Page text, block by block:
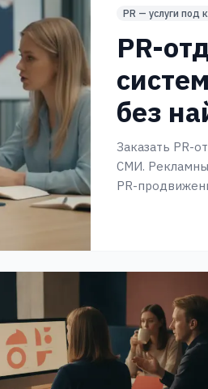
PR — услуги под
PR-
без
Заказать PR-
СМИ.
PR-